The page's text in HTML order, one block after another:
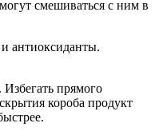
смешиваться с ним в
антиоксиданты.
прямого
короба продукт